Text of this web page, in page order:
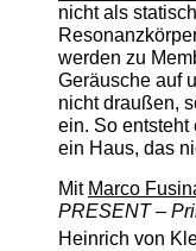
nicht als
werden zu
Geräusche auf
nicht draußen,
ein. So entsteht
ein Haus, das
Mit Marco
PRESENT –
Heinrich von